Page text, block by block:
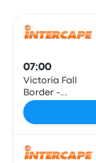
07:00
Victoria Fall
Border -
Zambia side at
Department of
Border Post, T1